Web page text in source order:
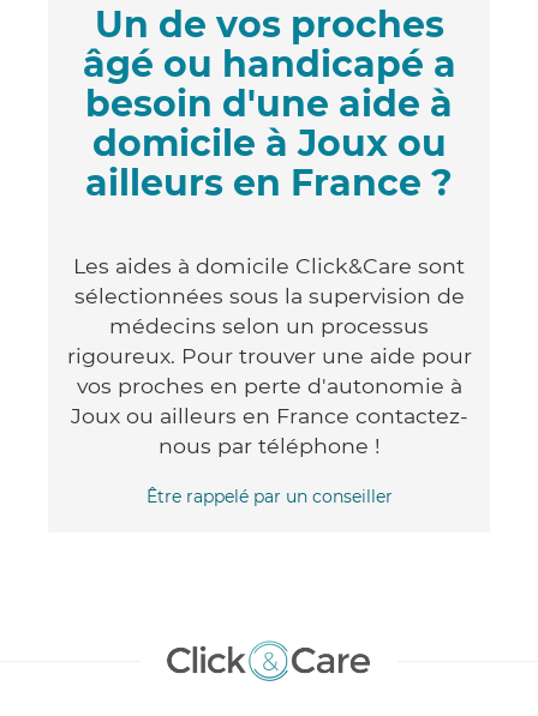
Un de vos proches
âgé ou handicapé a
besoin d'une aide à
domicile à Joux ou
ailleurs en France ?
Les aides à domicile Click&Care sont
sélectionnées sous la supervision de
médecins selon un processus
rigoureux. Pour trouver une aide pour
vos proches en perte d'autonomie à
Joux ou ailleurs en France contactez-
nous par téléphone !
Être rappelé par un conseiller